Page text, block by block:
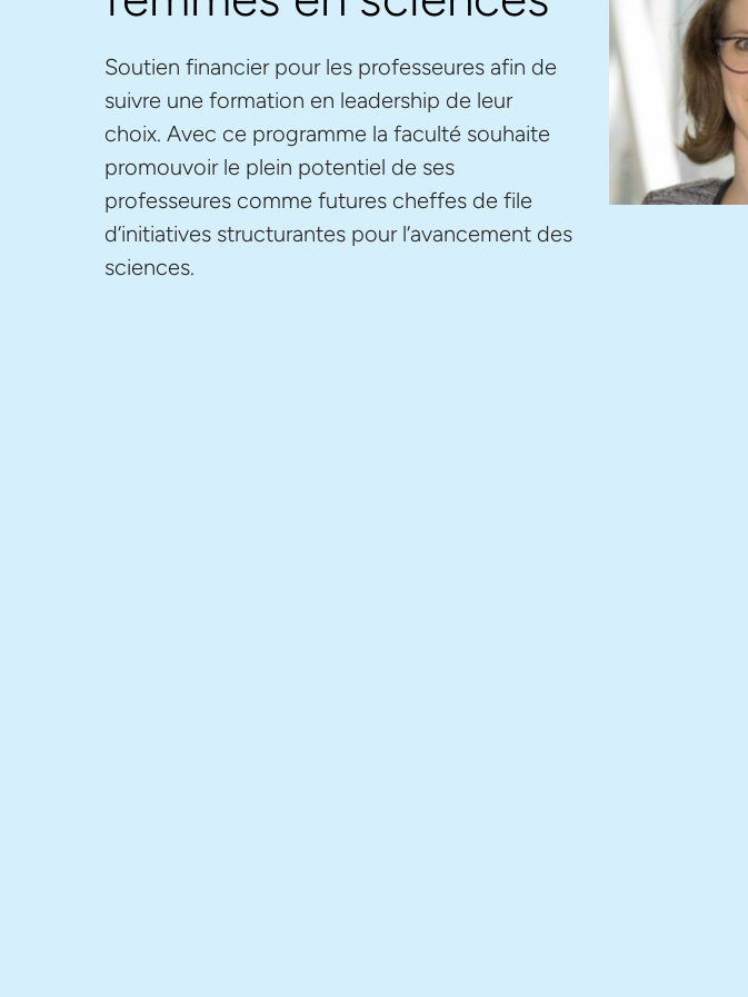
Soutien financier pour les professeures afin de
suivre une formation en leadership de leur
choix. Avec ce programme la faculté souhaite
promouvoir le plein potentiel de ses
professeures comme futures cheffes de file
d’initiatives structurantes pour l’avancement des
sciences.